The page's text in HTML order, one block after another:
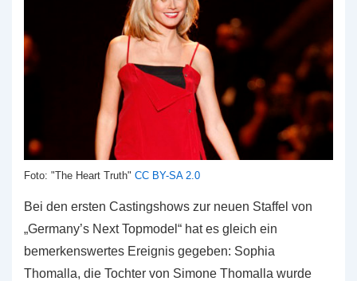
Foto: "The Heart Truth" CC BY-SA 2.0
Bei den ersten Castingshows zur neuen Staffel von
„Germany’s Next Topmodel“ hat es gleich ein
bemerkenswertes Ereignis gegeben: Sophia
Thomalla, die Tochter von Simone Thomalla wurde